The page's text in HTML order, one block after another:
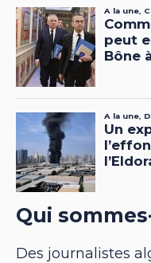
Qui
Des journalistes